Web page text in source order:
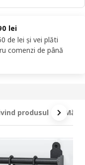
lei
de lei și vei plăti
comenzi de până
produsul